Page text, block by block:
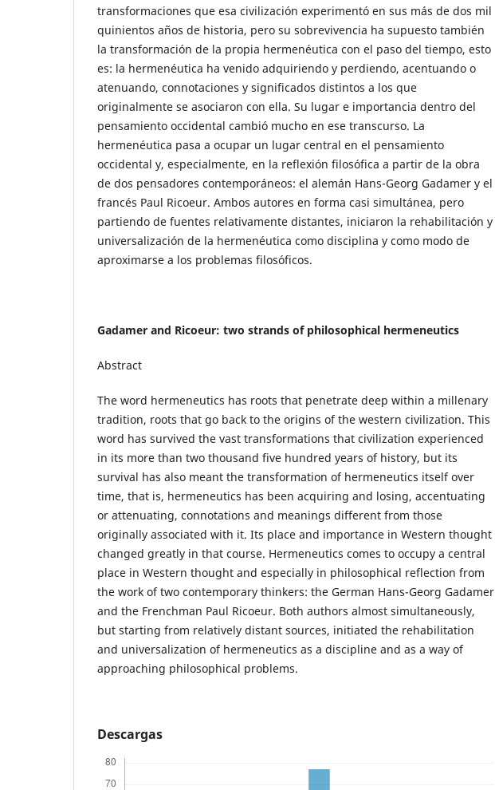
transformaciones que esa civilización experimentó en sus más de dos mil
quinientos años de historia, pero su sobrevivencia ha supuesto también
la transformación de la propia hermenéutica con el paso del tiempo, esto
es: la hermenéutica ha venido adquiriendo y perdiendo, acentuando o
atenuando, connotaciones y significados distintos a los que
originalmente se asociaron con ella. Su lugar e importancia dentro del
pensamiento occidental cambió mucho en ese transcurso. La
hermenéutica pasa a ocupar un lugar central en el pensamiento
occidental y, especialmente, en la reflexión filosófica a partir de la obra
de dos pensadores contemporáneos: el alemán Hans-Georg Gadamer y el
francés Paul Ricoeur. Ambos autores en forma casi simultánea, pero
partiendo de fuentes relativamente distantes, iniciaron la rehabilitación y
universalización de la hermenéutica como disciplina y como modo de
aproximarse a los problemas filosóficos.
Gadamer and Ricoeur: two strands of philosophical hermeneutics
Abstract
The word hermeneutics has roots that penetrate deep within a millenary
tradition, roots that go back to the origins of the western civilization. This
word has survived the vast transformations that civilization experienced
in its more than two thousand five hundred years of history, but its
survival has also meant the transformation of hermeneutics itself over
time, that is, hermeneutics has been acquiring and losing, accentuating
or attenuating, connotations and meanings different from those
originally associated with it. Its place and importance in Western thought
changed greatly in that course. Hermeneutics comes to occupy a central
place in Western thought and especially in philosophical reflection from
the work of two contemporary thinkers: the German Hans-Georg Gadamer
and the Frenchman Paul Ricoeur. Both authors almost simultaneously,
but starting from relatively distant sources, initiated the rehabilitation
and universalization of hermeneutics as a discipline and as a way of
approaching philosophical problems.
Descargas